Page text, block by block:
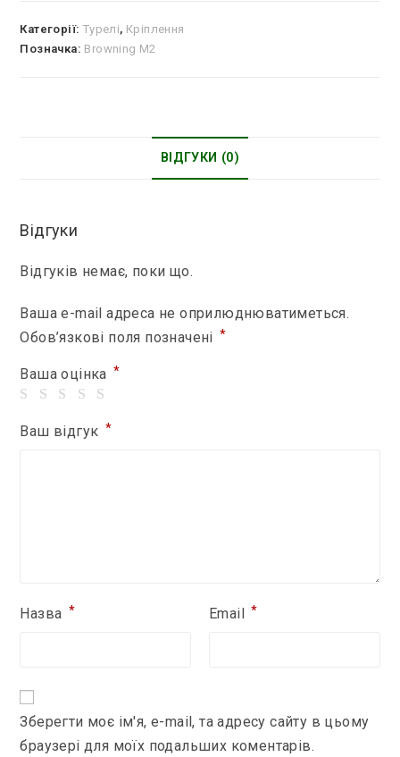
захисним
бронещитом
Категорії: Турелі, Кріплення
Позначка: Browning M2
ВІДГУКИ (0)
Відгуки
Відгуків немає, поки що.
Ваша e-mail адреса не оприлюднюватиметься.
Обов’язкові поля позначені *
Ваша оцінка *
Ваш відгук *
Назва * Email *
Зберегти моє ім'я, e-mail, та адресу сайту в цьому
браузері для моїх подальших коментарів.